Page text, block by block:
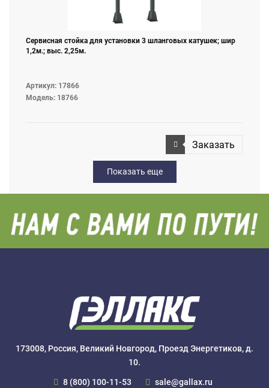
Сервисная стойка для установки 3 шланговых катушек; шир
1,2м.; выс. 2,25м.
Артикул: 17866
Модель: 18766
Заказать
Показать еще
173008, Россия, Великий Новгород, Проезд Энергетиков, д.
10.
8 (800) 100-11-53
sale@gallax.ru